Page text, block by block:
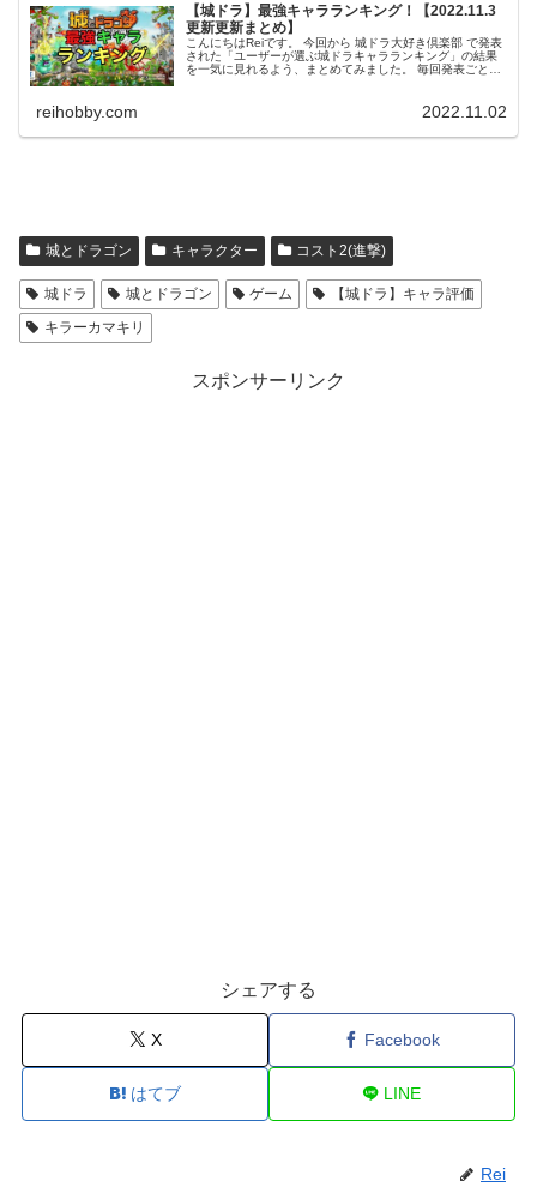
【城ドラ】最強キャラランキング！【2022.11.3
更新更新まとめ】
こんにちはReiです。 今回から 城ドラ大好き倶楽部 で発表
された「ユーザーが選ぶ城ドラキャラランキング」の結果
を一気に見れるよう、まとめてみました。 毎回発表ごとに
reihobby.com 2022.11.02
城とドラゴン キャラクター コスト2(進撃)
城ドラ 城とドラゴン ゲーム
【城ドラ】キャラ評価
キラーカマキリ
スポンサーリンク
シェアする
X Facebook
はてブ LINE
Rei